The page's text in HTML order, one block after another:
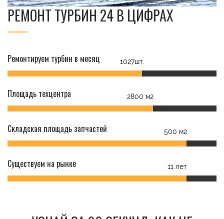
РЕМОНТ ТУРБИН 24 В ЦИФРАХ
Ремонтируем турбин в месяц 1027шт.
Площадь техцентра 2800 м2
Складская площадь запчастей 500 м2
Существуем на рынке 11 лет